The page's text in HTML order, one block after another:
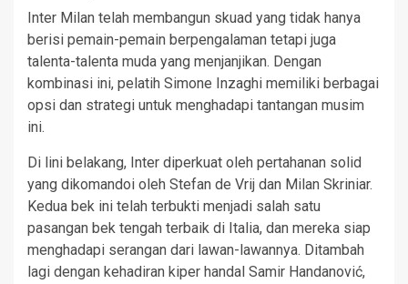
Inter Milan telah membangun skuad yang tidak hanya
berisi pemain-pemain berpengalaman tetapi juga
talenta-talenta muda yang menjanjikan. Dengan
kombinasi ini, pelatih Simone Inzaghi memiliki berbagai
opsi dan strategi untuk menghadapi tantangan musim
ini.
Di lini belakang, Inter diperkuat oleh pertahanan solid
yang dikomandoi oleh Stefan de Vrij dan Milan Skriniar.
Kedua bek ini telah terbukti menjadi salah satu
pasangan bek tengah terbaik di Italia, dan mereka siap
menghadapi serangan dari lawan-lawannya. Ditambah
lagi dengan kehadiran kiper handal Samir Handanović,